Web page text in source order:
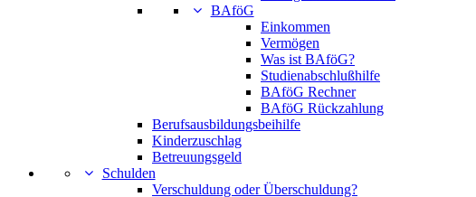
BAföG
Einkommen
Vermögen
Was ist BAföG?
Studienabschlußhilfe
BAföG Rechner
BAföG Rückzahlung
Berufsausbildungsbeihilfe
Kinderzuschlag
Betreuungsgeld
Schulden
Verschuldung oder Überschuldung?